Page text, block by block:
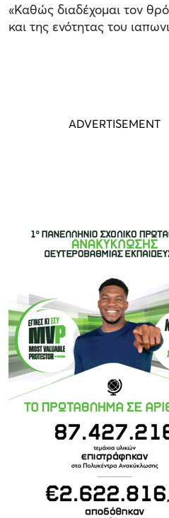
«Καθώς διαδέχομαι τον
και της ενότητας του